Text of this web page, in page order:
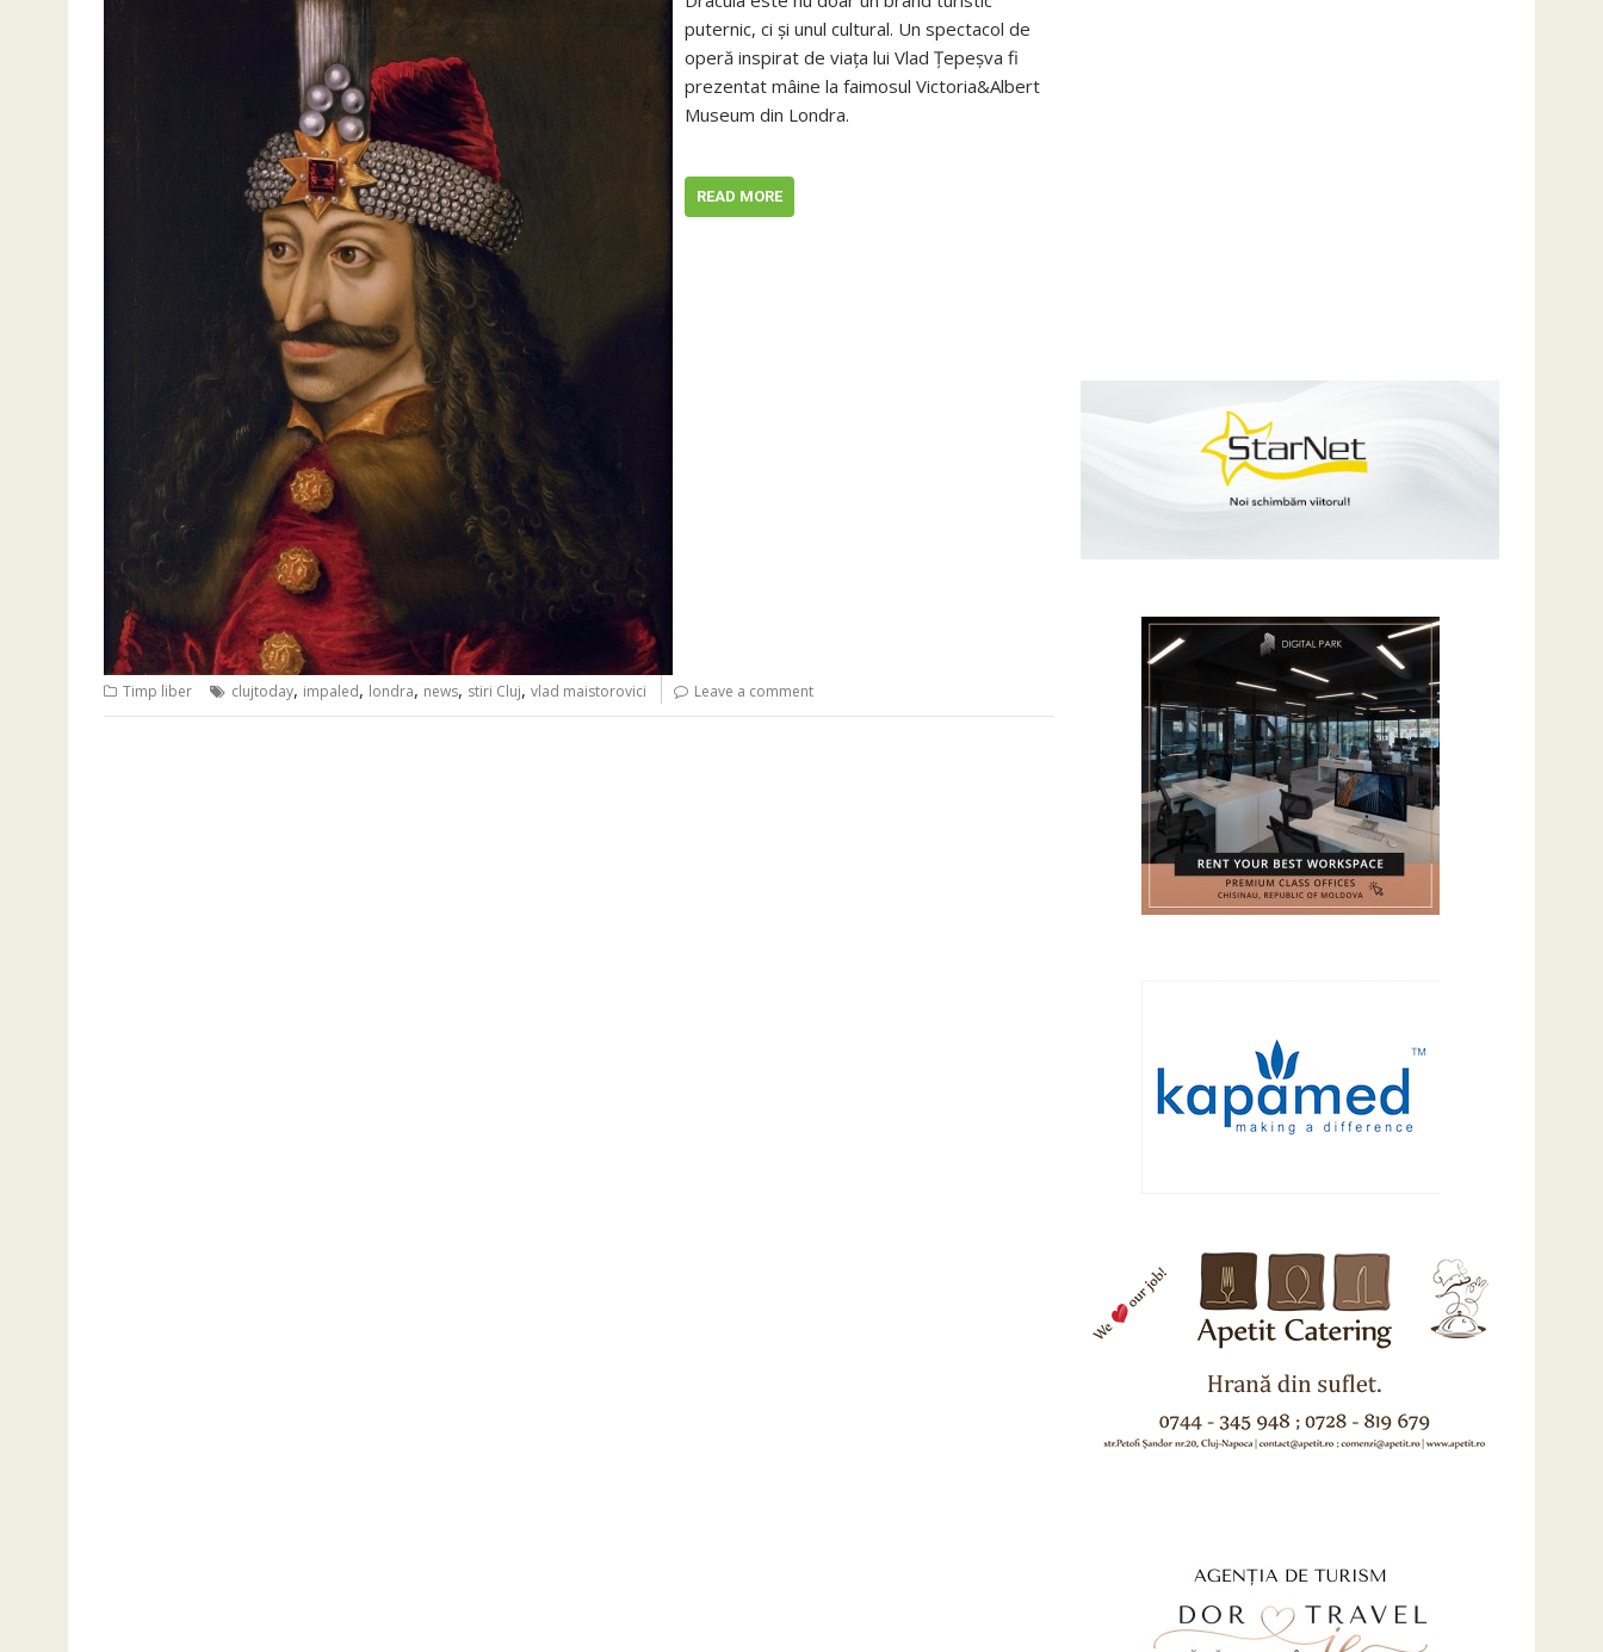
puternic, ci şi unul cultural. Un spectacol de
operă inspirat de viaţa lui Vlad Ţepeşva fi
prezentat mâine la faimosul Victoria&Albert
Museum din Londra.
READ MORE
Timp liber clujtoday, impaled, londra, news, stiri Cluj, vlad maistorovici Leave a comment